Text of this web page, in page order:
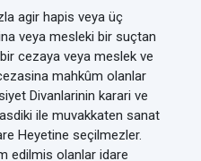
agir hapis veya üç
veya mesleki bir suçtan
cezaya veya meslek ve
mahkûm olanlar
Divanlarinin karari ve
ile muvakkaten sanat
Heyetine seçilmezler.
edilmis olanlar idare